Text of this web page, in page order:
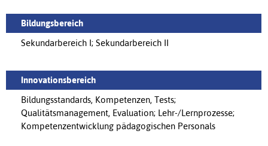
Bildungsbereich
Sekundarbereich I; Sekundarbereich II
Innovationsbereich
Bildungsstandards, Kompetenzen, Tests;
Qualitätsmanagement, Evaluation; Lehr-/Lernprozesse;
Kompetenzentwicklung pädagogischen Personals